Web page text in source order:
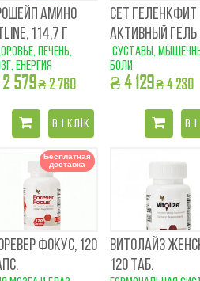
АМИНО
114,7 Г
печень,
енергия
579₴ 2 760
В 1 КЛІК
СЕТ ГЕЛЕНКФИТ
АКТИВНЫЙ ГЕЛЬ
суставы,
боли
₴ 4 129₴ 4 230
В
Бесплатная
доставка
ФОКУС, 120
ВИТОЛАЙЗ
120 ТАБ.